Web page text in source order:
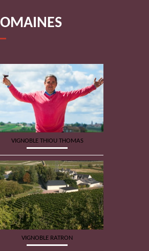
VIGNOBLE THIOU THOMAS
VIGNOBLE RATRON